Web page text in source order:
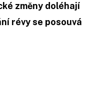
změny doléhají
révy se posouvá